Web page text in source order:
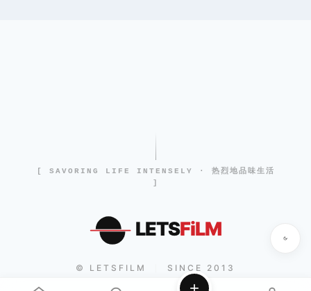
[ SAVORING LIFE INTENSELY · 热烈地品味生活
]
LETSFiLM
© LETSFILM SINCE 2013